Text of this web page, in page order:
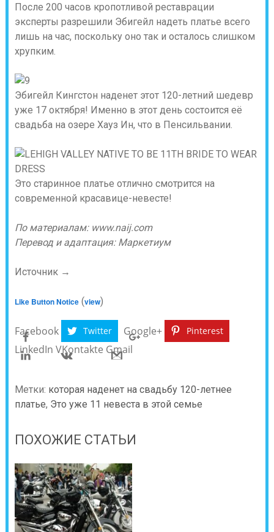
После 200 часов кропотливой реставрации
эксперты разрешили Эбигейл надеть платье всего
лишь на час, поскольку оно так и осталось слишком
хрупким.
Эбигейл Кингстон наденет этот 120-летний шедевр
уже 17 октября! Именно в этот день состоится её
свадьба на озере Хауз Ин, что в Пенсильвании.
Это старинное платье отлично смотрится на
современной красавице-невесте!
По материалам: www.naij.com
Перевод и адаптация: Маркетиум
Источник →
Like Button Notice(view)
Facebook Twitter Google+ Pinterest
LinkedIn VKontakte Gmail
Метки: которая наденет на свадьбу 120-летнее
платье, Это уже 11 невеста в этой семье
ПОХОЖИЕ СТАТЬИ